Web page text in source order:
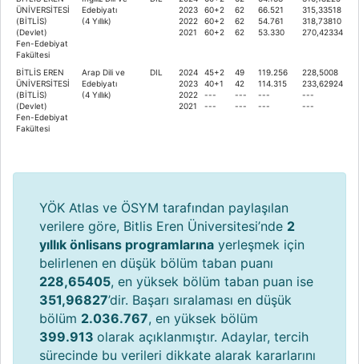
ÜNİVERSİTESİ
(BİTLİS)
(Devlet)
Fen-Edebiyat
Fakültesi
Edebiyatı
(4 Yıllık)
2023
2022
2021
60+2
60+2
60+2
62
62
62
66.521
54.761
53.330
315,33518
318,73810
270,42334
BİTLİS EREN
ÜNİVERSİTESİ
(BİTLİS)
(Devlet)
Fen-Edebiyat
Fakültesi
Arap Dili ve
Edebiyatı
(4 Yıllık)
DIL
2024
2023
2022
2021
45+2
40+1
---
---
49
42
---
---
119.256
114.315
---
---
228,5008
233,62924
---
---
YÖK Atlas ve ÖSYM tarafından paylaşılan
verilere göre, Bitlis Eren Üniversitesi’nde 2
yıllık önlisans programlarına yerleşmek için
belirlenen en düşük bölüm taban puanı
228,65405, en yüksek bölüm taban puan ise
351,96827’dir. Başarı sıralaması en düşük
bölüm 2.036.767, en yüksek bölüm
399.913 olarak açıklanmıştır. Adaylar, tercih
sürecinde bu verileri dikkate alarak kararlarını